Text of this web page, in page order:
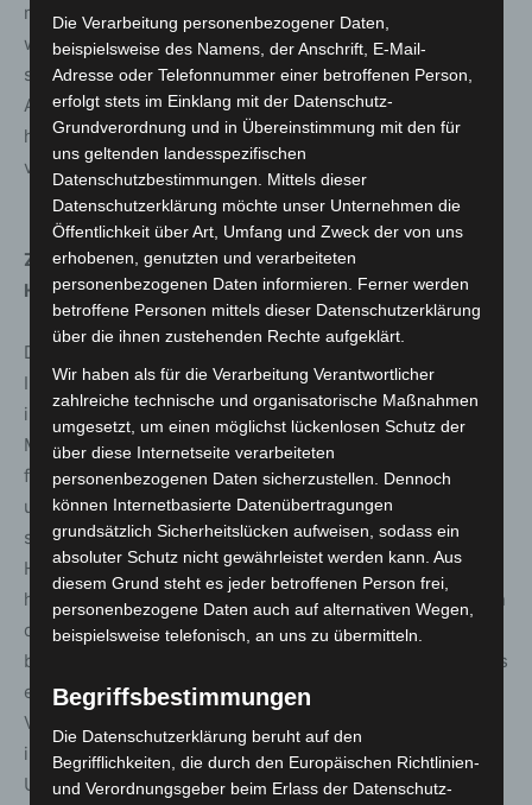
muss schnellstmöglich eine Entscheidung getroffen
werden, wie man das Ticket langfristig auf die Beine
stellen kann. Die Menschen müssen sich auf die
Angebote verlassen – wir als Region Hannover sind
handlungsfähig und vorbereitet, das erwarte ich auch
vom Bund.“
Zur Historie des Deutschlandtickets in der Region
Hannover
Die Region Hannover hatte Mitte 2022 zunächst für
Inhaber*innen der Ehrenamtskarte das 365-Euro-Ticket
in Kombination mit dem Deutschlandticket angeboten. Im
Mai 2023 hatte die Regionsversammlung den Weg
freigemacht für ein deutschlandweit einzigartiges Job-
und Sozialticket als 365-Euro-Variante und teilweise
sogar als 0-Euro Variante. Dabei hatte die Region
Hannover die Betriebsgröße der Unternehmen stark
heruntergesetzt, sodass seitdem Unternehmen, in denen
der Arbeitgebende mindestens eine weitere Person
beschäftigt, Jobtickets anbieten können – zuvor ging dies
erst ab 50 Mitarbeitenden. Vor Einführung der 365-Euro-
Varianten hatten rund 40.000 Menschen ein Jobticket –
im GVH-Geltungsbereich. Aktuell bieten rund 2.560
Unternehmen das Jobticket auf Basis des
Die Verarbeitung personenbezogener Daten,
beispielsweise des Namens, der Anschrift, E-Mail-
Adresse oder Telefonnummer einer betroffenen Person,
erfolgt stets im Einklang mit der Datenschutz-
Grundverordnung und in Übereinstimmung mit den für
uns geltenden landesspezifischen
Datenschutzbestimmungen. Mittels dieser
Datenschutzerklärung möchte unser Unternehmen die
Öffentlichkeit über Art, Umfang und Zweck der von uns
erhobenen, genutzten und verarbeiteten
personenbezogenen Daten informieren. Ferner werden
betroffene Personen mittels dieser Datenschutzerklärung
über die ihnen zustehenden Rechte aufgeklärt.
Wir haben als für die Verarbeitung Verantwortlicher
zahlreiche technische und organisatorische Maßnahmen
umgesetzt, um einen möglichst lückenlosen Schutz der
über diese Internetseite verarbeiteten
personenbezogenen Daten sicherzustellen. Dennoch
können Internetbasierte Datenübertragungen
grundsätzlich Sicherheitslücken aufweisen, sodass ein
absoluter Schutz nicht gewährleistet werden kann. Aus
diesem Grund steht es jeder betroffenen Person frei,
personenbezogene Daten auch auf alternativen Wegen,
beispielsweise telefonisch, an uns zu übermitteln.
Begriffsbestimmungen
Die Datenschutzerklärung beruht auf den
Begrifflichkeiten, die durch den Europäischen Richtlinien-
und Verordnungsgeber beim Erlass der Datenschutz-